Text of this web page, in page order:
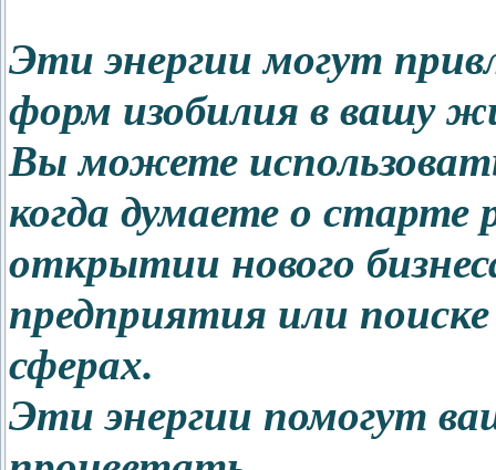
Эти энергии могут
форм изобилия в вашу
Вы можете
когда думаете о старте
открытии нового
предприятия или
сферах.
Эти энергии помогут